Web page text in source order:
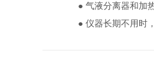
● 气液分离器和加热
● 仪器长期不用时，